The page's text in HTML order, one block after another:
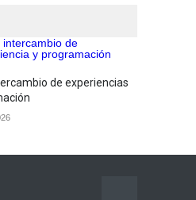
de experiencias